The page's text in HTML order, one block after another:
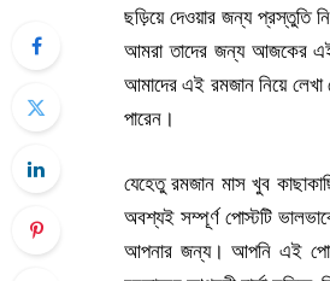
ছড়িয়ে দেওয়ার জন্য প্রস্তুতি
আমরা তাদের জন্য আজকের এই
আমাদের এই রমজান নিয়ে লেখা
পারেন।
যেহেতু রমজান মাস খুব
অবশ্যই সম্পূর্ণ পোস্টটি
আপনার জন্য। আপনি এই